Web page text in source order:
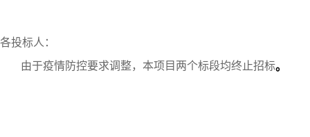
各投标人：
由于疫情防控要求调整，本项目两个标段均终止招标。